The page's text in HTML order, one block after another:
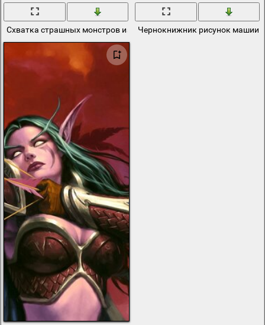
Схватка страшных монстров из анимеЧернокнижник рисунок машии